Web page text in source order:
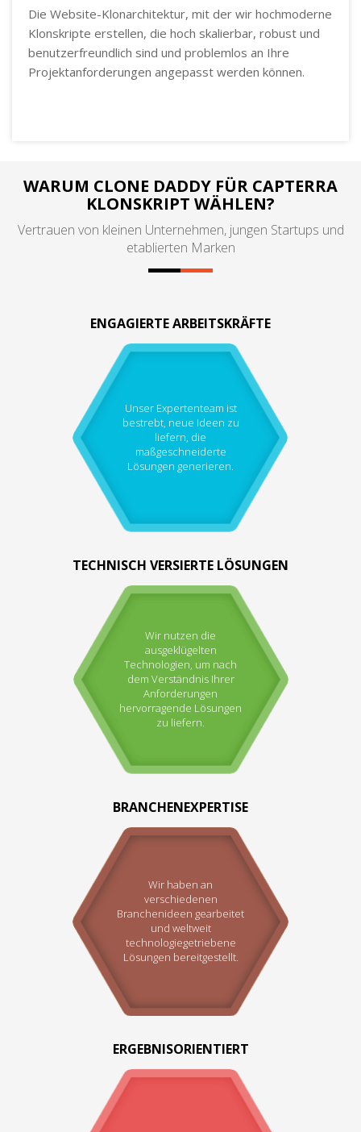
Die Website-Klonarchitektur, mit der wir hochmoderne
Klonskripte erstellen, die hoch skalierbar, robust und
benutzerfreundlich sind und problemlos an Ihre
Projektanforderungen angepasst werden können.
WARUM CLONE DADDY FÜR CAPTERRA
KLONSKRIPT WÄHLEN?
Vertrauen von kleinen Unternehmen, jungen Startups und
etablierten Marken
ENGAGIERTE ARBEITSKRÄFTE
Unser Expertenteam ist
bestrebt, neue Ideen zu
liefern, die
maßgeschneiderte
Lösungen generieren.
TECHNISCH VERSIERTE LÖSUNGEN
Wir nutzen die
ausgeklügelten
Technologien, um nach
dem Verständnis Ihrer
Anforderungen
hervorragende Lösungen
zu liefern.
BRANCHENEXPERTISE
Wir haben an
verschiedenen
Branchenideen gearbeitet
und weltweit
technologiegetriebene
Lösungen bereitgestellt.
ERGEBNISORIENTIERT